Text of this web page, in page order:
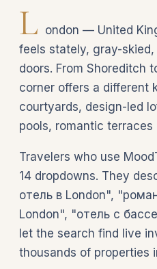
L ondon — United
feels stately, gray-
doors. From Shoreditch
corner offers a different
courtyards, design-led
pools, romantic
Travelers who use
14 dropdowns. They
отель в London",
London", "отель с
let the search find live
thousands of properties